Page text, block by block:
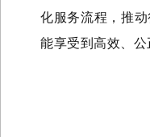
化服务流程，推
能享受到高效、